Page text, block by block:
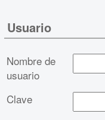
Usuario
Nombre de
usuario
Clave